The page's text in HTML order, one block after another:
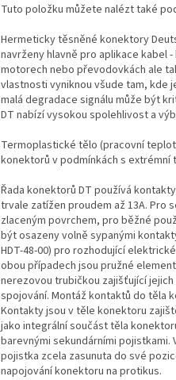
Tuto položku můžete nalézt také
Hermeticky těsněné konektory
navrženy hlavně pro aplikace kabel
motorech nebo převodovkách ale
vlastnosti vyniknou všude tam, kde
malá degradace signálu může být
DT nabízí vysokou spolehlivost a
Termoplastické tělo (pracovní
konektorů v podmínkách s extrémní
Řada konektorů DT používá
trvale zatížen proudem až 13A. Pro
zlaceným povrchem, pro běžné
být osazeny volně sypanými
HDT-48-00) pro rozhodující
obou případech jsou pružné
nerezovou trubičkou zajišťující
spojování. Montáž kontaktů do těla
Kontakty jsou v těle konektoru
jako integrální součást těla
barevnými sekundárními
pojistka zcela zasunuta do své
napojování konektoru na protikus.